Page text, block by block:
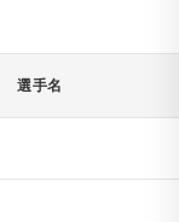
選手名